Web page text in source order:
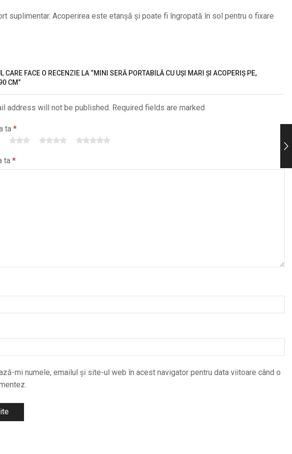
suplimentar. Acoperirea este etanșă și poate fi îngropată în sol pentru o fixare
CARE FACE O RECENZIE LA “MINI SERĂ PORTABILĂ CU UȘI MARI ȘI ACOPERIȘ PE,
CM”
address will not be published. Required fields are marked
ta *
ta *
mi numele, emailul și site-ul web în acest navigator pentru data viitoare când o